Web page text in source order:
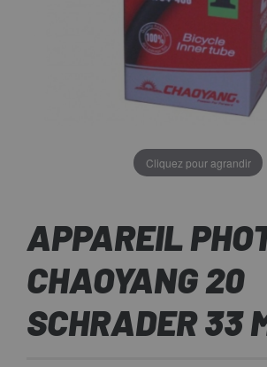
Cliquez pour agrandir
APPAREIL
CHAOYANG 20
SCHRADER 33